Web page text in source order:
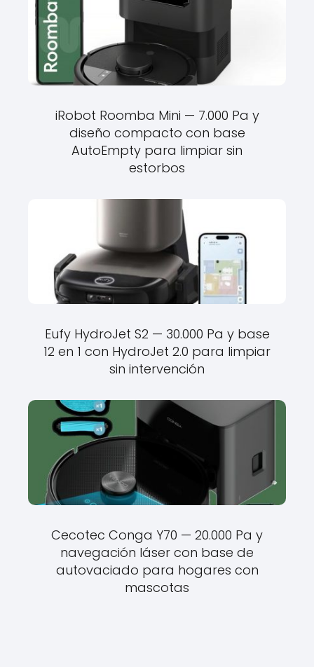
iRobot Roomba Mini — 7.000 Pa y
diseño compacto con base
AutoEmpty para limpiar sin
estorbos
Eufy HydroJet S2 — 30.000 Pa y base
12 en 1 con HydroJet 2.0 para limpiar
sin intervención
Cecotec Conga Y70 — 20.000 Pa y
navegación láser con base de
autovaciado para hogares con
mascotas